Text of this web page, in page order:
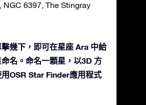
NGC 6397, The Stingray
幾下，即可在星座 Ara 中給
名。命名一顆星，以3D 方
OSR Star Finder應用程式